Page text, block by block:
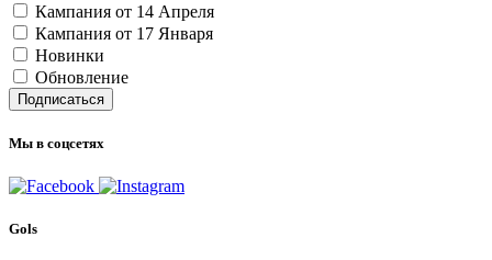
Кампания от 14 Апреля
Кампания от 17 Января
Новинки
Обновление
Подписаться
Мы в соцсетях
Gols